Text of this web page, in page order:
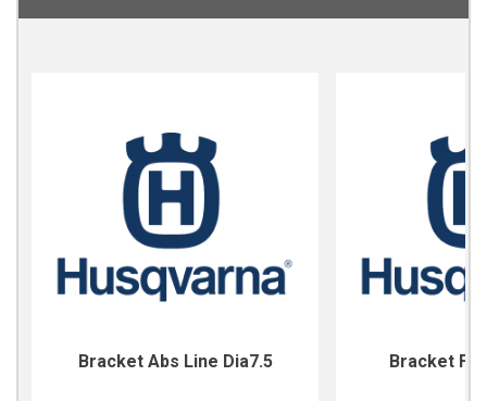
Bracket Abs Line Dia7.5 Bracket